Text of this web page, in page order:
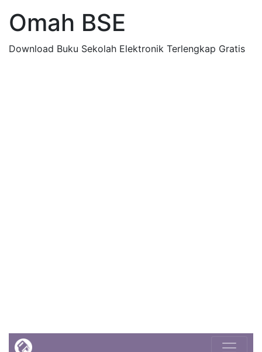
Omah BSE
Download Buku Sekolah Elektronik Terlengkap Gratis